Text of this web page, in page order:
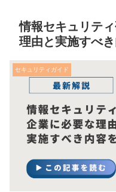
情報セキュリテ
理由と実施すべ
セキュリティガイド